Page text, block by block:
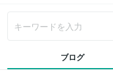
ブログ